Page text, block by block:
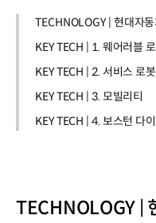
TECHNOLOGY | 현대자
KEY TECH | 1. 웨어러블
KEY TECH | 2. 서비스 로봇
KEY TECH | 3. 모빌리티
KEY TECH | 4. 보스턴 다
TECHNOLOGY |